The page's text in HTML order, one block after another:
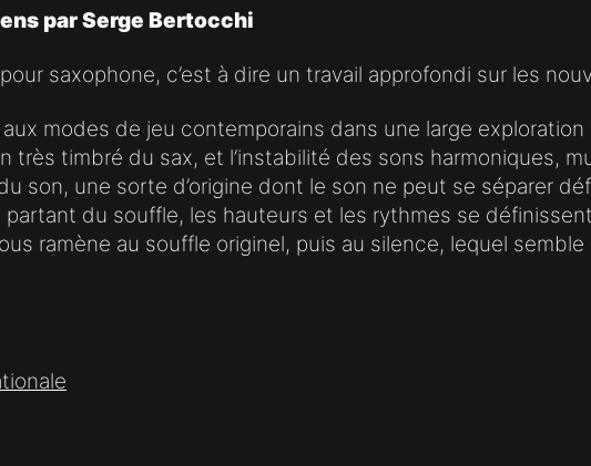
par Serge Bertocchi
saxophone, c’est à dire un travail approfondi sur les
modes de jeu contemporains dans une large
très timbré du sax, et l’instabilité des sons harmoniques,
son, une sorte d’origine dont le son ne peut se séparer
partant du souffle, les hauteurs et les rythmes se
ramène au souffle originel, puis au silence, lequel